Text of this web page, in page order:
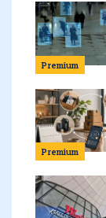
Premium
Premium